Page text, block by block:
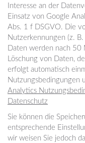
Interesse an der
Einsatz von Google
Abs. 1 f DSGVO. Die
Nutzerkennungen (z.
Daten werden nach 50
Löschung von Daten,
erfolgt automatisch
Nutzungsbedingungen
Analytics
Datenschutz
Sie können die
entsprechende
wir weisen Sie jedoch